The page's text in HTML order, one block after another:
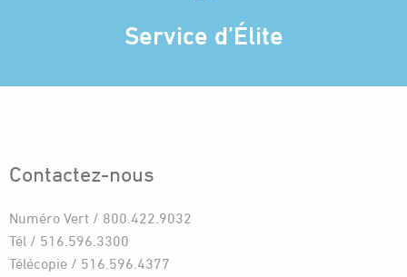
Service d’Élite
Contactez-nous
Numéro Vert / 800.422.9032
Tél / 516.596.3300
Télécopie / 516.596.4377